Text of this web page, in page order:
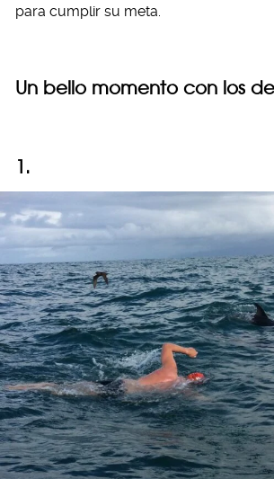
para cumplir su meta.
Un bello momento con los
1.